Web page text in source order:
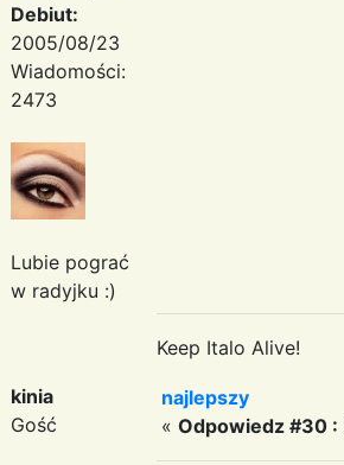
Debiut:
2005/08/23
Wiadomości:
2473
Lubie pograć
w radyjku :)
Keep Italo Alive!
kinia
Gość
najlepszy
« Odpowiedz #30 :